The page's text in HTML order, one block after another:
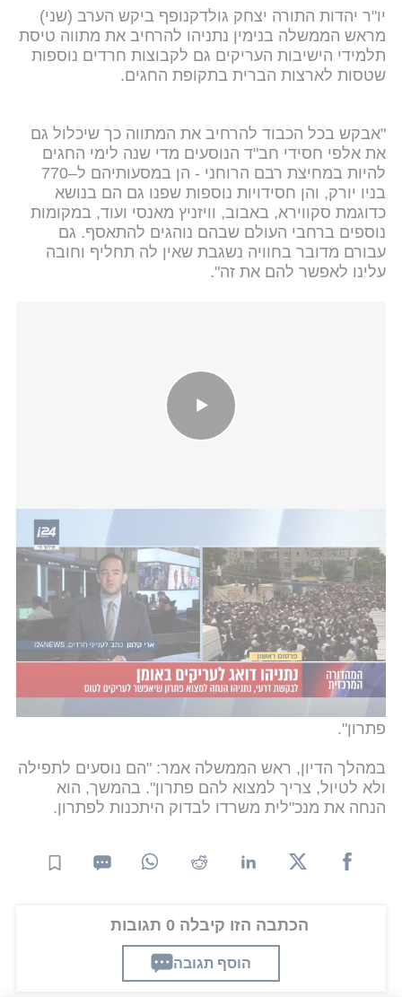
יו"ר יהדות התורה יצחק גולדקנופף ביקש הערב (שני)
מראש הממשלה בנימין נתניהו להרחיב את מתווה טיסת
תלמידי הישיבות העריקים גם לקבוצות חרדים נוספות
שטסות לארצות הברית בתקופת החגים.
"אבקש בכל הכבוד להרחיב את המתווה כך שיכלול גם
את אלפי חסידי חב"ד הנוסעים מדי שנה לימי החגים
להיות במחיצת רבם הרוחני - הן במסעותיהם ל–770
בניו יורק, והן חסידויות נוספות שפנו גם הם בנושא
כדוגמת סקווירא, באבוב, וויזניץ מאנסי ועוד, במקומות
נוספים ברחבי העולם שבהם נוהגים להתאסף. גם
עבורם מדובר בחוויה נשגבת שאין לה תחליף וחובה
עלינו לאפשר להם את זה".
נתניהו דואג לעריקים באומן: לבקשת דרעי - רה״מ הנחה למצוא פתרון
נציין כי עשרות אלפי חרדיםימריאו בחודש הבא לאומן
שבאוקראינה. ביום חמישי נתניהו ערך דיון בנושא,
במהלכו יושב ראש ש"ס אריה דרעי, הציף את הסוגייה
לפיה אלפים מהם - עריקים משירות צבאי - עשויים
להיעצר בשל כך בשדה, כך פרסם כתבנו לענייני חרדים
ארי קלמן ב"מהדורה המרכזית" עם מיכל רבינוביץ'. עוד
נודע ל-i24NEWS כי "דרעי הציף את הנושא גם בפני
פתרון".
במהלך הדיון, ראש הממשלה אמר: "הם נוסעים לתפילה
ולא לטיול, צריך למצוא להם פתרון". בהמשך, הוא
הנחה את מנכ"לית משרדו לבדוק היתכנות לפתרון.
הכתבה הזו קיבלה 0 תגובות
הוסף תגובה